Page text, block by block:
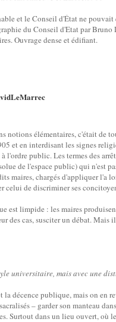
et le Conseil d'État ne pouvait
du Conseil d'Etat par Bruno
Ouvrage dense et édifiant.
notions élémentaires, c'était de
et en interdisant les signes
l'ordre public. Les termes des
de l'espace public) qui n'est
maires, chargés d'appliquer l'a
celui de discriminer ses
est limpide : les maires
des cas, susciter un débat.
universitaire, mais avec une
la décence publique, mais on en
– garder son manteau
Surtout dans un lieu ouvert, où